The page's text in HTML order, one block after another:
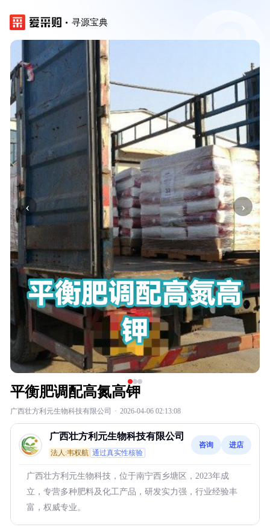
寻源宝典
‹ ›
平衡肥调配高氮高钾
广西壮方利元生物科技有限公司 · 2026-04-06 02:13:08
广西壮方利元生物科技有限公司
法人:韦权航 通过真实性核验
咨询 进店
广西壮方利元生物科技，位于南宁西乡塘区，2023年成
立，专营多种肥料及化工产品，研发实力强，行业经验丰
富，权威专业。